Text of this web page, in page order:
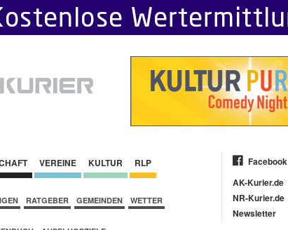
VEREINE KULTUR RLP
RATGEBER GEMEINDEN WETTER
Facebook
AK-Kurier.de
NR-Kurier.de
Newsletter